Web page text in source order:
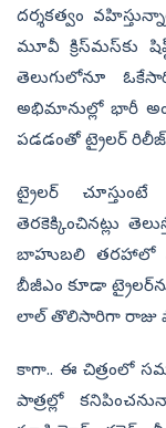
దర్శకత్వం
మూవీ క్రిస్‌మస్‌కు
తెలుగులోనూ
అభిమానుల్లో భారీ
పడడంతో ట్రైలర్
ట్రైలర్
తెరకెక్కించినట్లు
బాహుబలి తరహాలో
బీజీఎం కూడా
లాల్ తొలిసారిగా రాజు
కాగా.. ఈ చిత్రంలో
పాత్రల్లో